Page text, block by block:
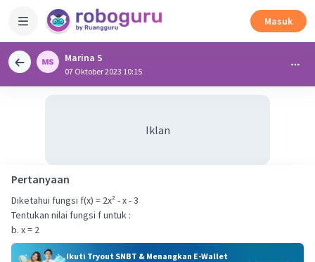
Masuk
Marina S
07 Oktober 2023 10:15
Iklan
Pertanyaan
Diketahui fungsi f(x) = 2x² - x - 3
Tentukan nilai fungsi f untuk :
b. x = 2
Ikuti Tryout SNBT & Menangkan E-Wallet